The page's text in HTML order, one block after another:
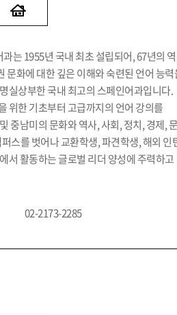
는 1955년 국내 최초 설립되어, 67년의
문화에 대한 깊은 이해와 숙련된 언어 능
실상부한 국내 최고의 스페인어과입니다.
위한 기초부터 고급까지의 언어 강의를
중남미의 문화와 역사, 사회, 정치, 경제,
스를 벗어나 교환학생, 파견학생, 해외 인
서 활동하는 글로벌 리더 양성에 주력하고
02-2173-2285